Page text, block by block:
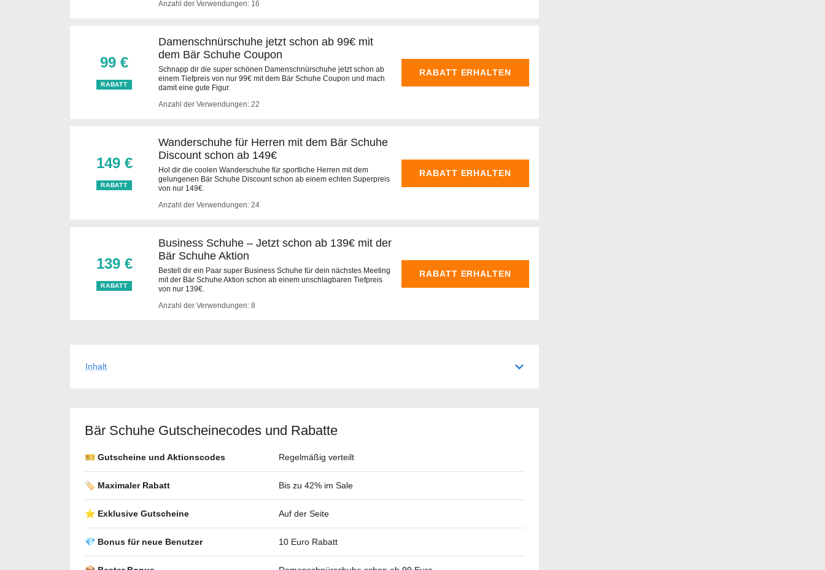
Anzahl der Verwendungen: 16
99 €
RABATT
Damenschnürschuhe jetzt schon ab 99€ mit
dem Bär Schuhe Coupon
Schnapp dir die super schönen Damenschnürschuhe jetzt schon ab
einem Tiefpreis von nur 99€ mit dem Bär Schuhe Coupon und mach
damit eine gute Figur.
Anzahl der Verwendungen: 22
RABATT ERHALTEN
149 €
RABATT
Wanderschuhe für Herren mit dem Bär Schuhe
Discount schon ab 149€
Hol dir die coolen Wanderschuhe für sportliche Herren mit dem
gelungenen Bär Schuhe Discount schon ab einem echten Superpreis
von nur 149€.
Anzahl der Verwendungen: 24
RABATT ERHALTEN
139 €
RABATT
Business Schuhe – Jetzt schon ab 139€ mit der
Bär Schuhe Aktion
Bestell dir ein Paar super Business Schuhe für dein nächstes Meeting
mit der Bär Schuhe Aktion schon ab einem unschlagbaren Tiefpreis
von nur 139€.
Anzahl der Verwendungen: 8
RABATT ERHALTEN
Inhalt
Bär Schuhe Gutscheineсodes und Rabatte
🎫 Gutscheine und Aktionscodes Regelmäßig verteilt
🏷️ Maximaler Rabatt Bis zu 42% im Sale
⭐ Exklusive Gutscheine Auf der Seite
💎 Bonus für neue Benutzer 10 Euro Rabatt